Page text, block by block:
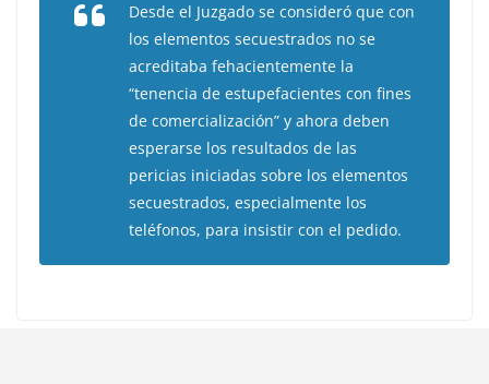
Desde el Juzgado se consideró que con
los elementos secuestrados no se
acreditaba fehacientemente la
“tenencia de estupefacientes con fines
de comercialización” y ahora deben
esperarse los resultados de las
pericias iniciadas sobre los elementos
secuestrados, especialmente los
teléfonos, para insistir con el pedido.